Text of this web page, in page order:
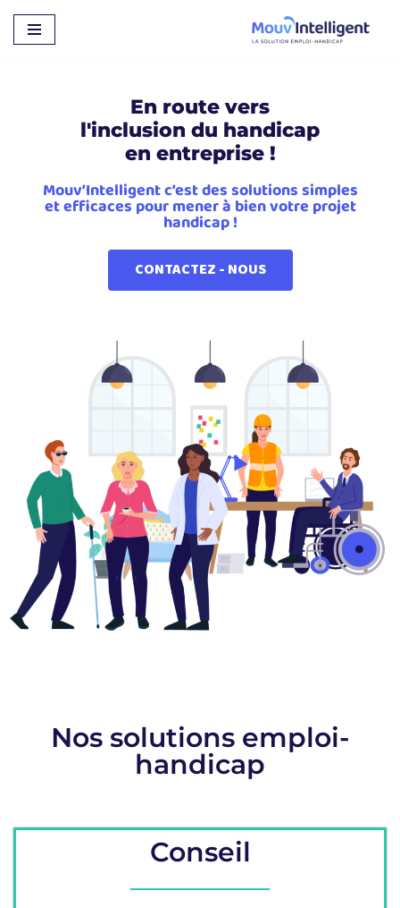
Aller
En route vers
l'inclusion du handicap
en entreprise !
Mouv’Intelligent c’est des solutions simples
et efficaces pour mener à bien votre projet
handicap !
CONTACTEZ - NOUS
Nos solutions emploi-
handicap
Conseil